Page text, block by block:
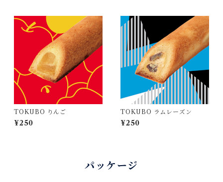
TOKUBO りんご
¥250
TOKUBO ラムレーズン
¥250
パッケージ